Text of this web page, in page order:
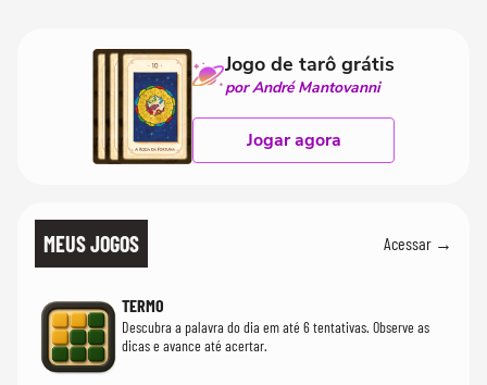
Jogo de tarô grátis
por André Mantovanni
Jogar agora
MEUS JOGOS Acessar →
TERMO
Descubra a palavra do dia em até 6 tentativas. Observe as
dicas e avance até acertar.